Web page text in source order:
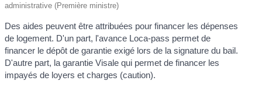
administrative (Première ministre)
Des aides peuvent être attribuées pour financer les dépenses
de logement. D'un part, l'avance Loca-pass permet de
financer le dépôt de garantie exigé lors de la signature du bail.
D'autre part, la garantie Visale qui permet de financer les
impayés de loyers et charges (caution).